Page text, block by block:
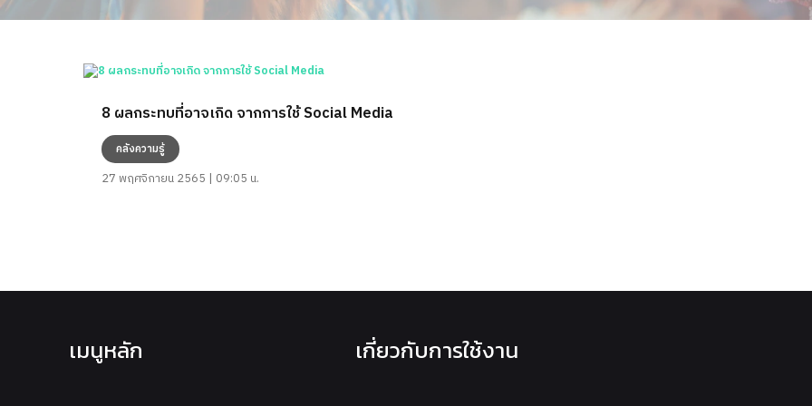
8 ผลกระทบที่อาจเกิด จากการใช้ Social Media
คลังความรู้
27 พฤศจิกายน 2565 | 09:05 น.
เมนูหลัก เกี่ยวกับการใช้งาน